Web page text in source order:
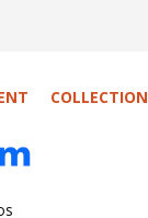
COLLECTION